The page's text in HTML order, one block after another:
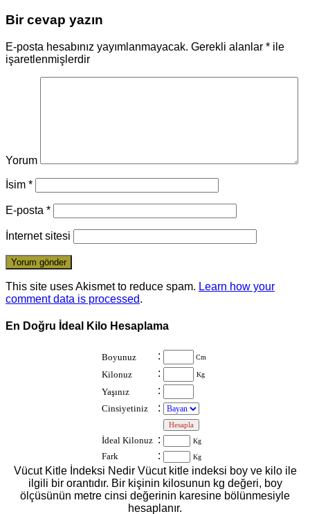
Bir cevap yazın
E-posta hesabınız yayımlanmayacak. Gerekli alanlar * ile
işaretlenmişlerdir
Yorum
İsim *
E-posta *
İnternet sitesi
This site uses Akismet to reduce spam. Learn how your
comment data is processed.
En Doğru İdeal Kilo Hesaplama
Boyunuz : Cm
Kilonuz : Kg
Yaşınız :
Cinsiyetiniz
:
İdeal Kilonuz : Kg
Fark : Kg
Vücut Kitle İndeksi Nedir Vücut kitle indeksi boy ve kilo ile
ilgili bir orantıdır. Bir kişinin kilosunun kg değeri, boy
ölçüsünün metre cinsi değerinin karesine bölünmesiyle
hesaplanır.